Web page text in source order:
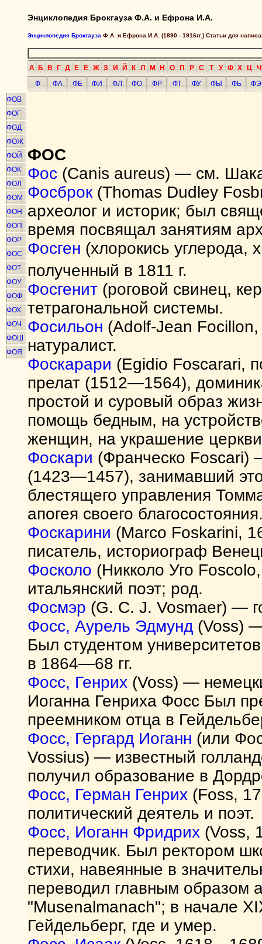
Энциклопедия Брокгауза Ф.А. и Ефрона И.А.
Энциклопедия Брокгауза Ф.А. и Ефрона И.А. (1890 - 1916гг.) Статьи для
А Б В Г Д Е Ё Ж З И Й К Л М Н О П Р С Т У Ф Х Ц Ч
Ф
ФА ФЕ ФИ ФЛ ФО ФР ФТ ФУ ФЫ ФЬ
ФЭ
ФОВ
ФОГ
ФОД
ФОЖ
ФОЙ
ФОК
ФОЛ
ФОМ
ФОН
ФОП
ФОР
ФОС
ФОТ
ФОУ
ФОФ
ФОХ
ФОЧ
ФОШ
ФОЯ
ФОС
Фос (Canis aureus) — cм.
Фосброк (Thomas Dudley
археолог и историк; был
время посвящал занятиям
Фосген (хлорокись
полученный в 1811 г.
Фосгенит (роговой свинец,
тетрагональной системы.
Фосильон (Adolf-Jean
натуралист.
Фоскарари (Egidio Foscarari,
прелат (1512—1564),
простой и суровый образ
помощь бедным, на
женщин, на украшение
Фоскари (Франческо Foscari)
(1423—1457), занимавший
блестящего управления
апогея своего
Фоскарини (Marco Foskarini,
писатель, историограф
Фосколо (Никколо Уго
итальянский поэт; род.
Фосмэр (G. С. J. Vosmaer) —
Фосс, Аурель Эдмунд (Voss)
Был студентом университетов
в 1864—68 гг.
Фосс, Генрих (Voss) —
Иоганна Генриха Фосс Был
преемником отца в
Фосс, Гергард Иоганн (или
Vossius) — известный
получил образование в
Фосс, Герман Генрих (Foss,
политический деятель и поэт.
Фосс, Иоганн Фридрих (Voss,
переводчик. Был ректором
стихи, навеянные в
переводил главным образом
"Musenalmanach"; в начале
Гейдельберг, где и умер.